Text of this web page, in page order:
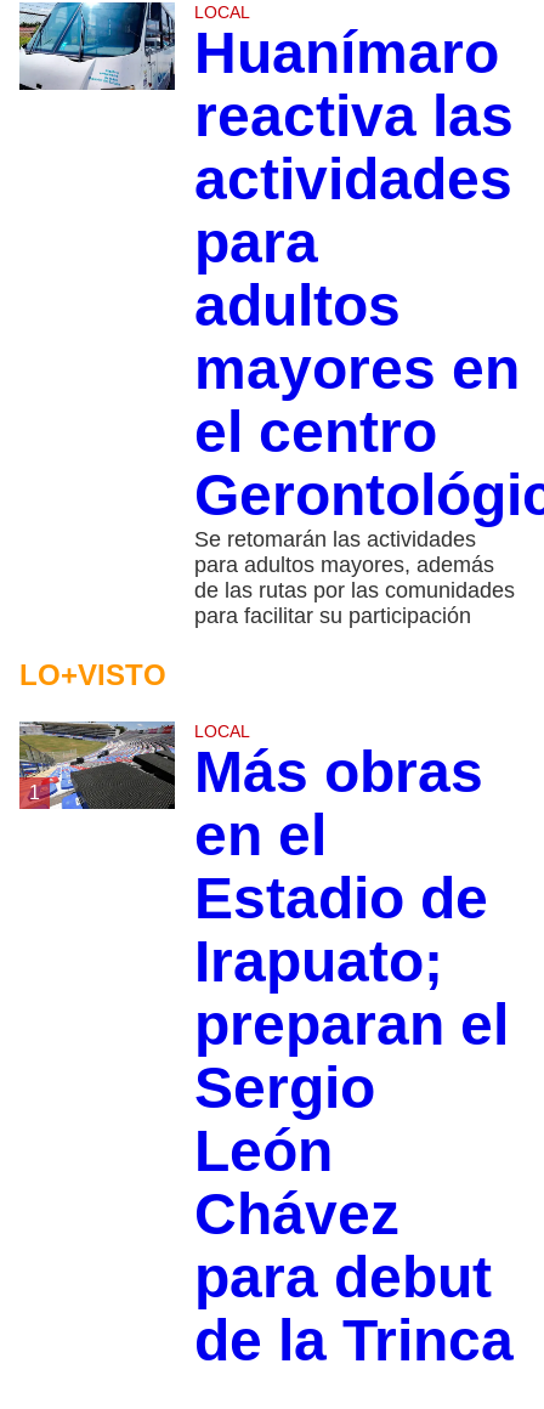
LOCAL
Huanímaro
reactiva las
actividades
para
adultos
mayores en
el centro
Se retomarán las actividades
para adultos mayores, además
de las rutas por las comunidades
para facilitar su participación
LO+VISTO
1
LOCAL
Más obras
en el
Estadio de
Irapuato;
preparan el
Sergio
León
Chávez
para debut
de la Trinca